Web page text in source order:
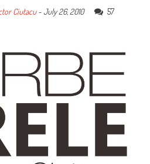
Ciutacu-July 26, 2010
57